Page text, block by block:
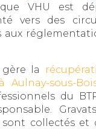
VHU est
vers des
aux
gère la
sous-
du
collectés et